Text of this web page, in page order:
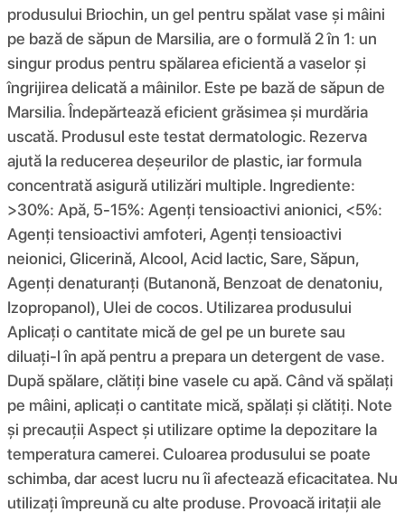
produsului Briochin, un gel pentru spălat vase și mâini
pe bază de săpun de Marsilia, are o formulă 2 în 1: un
singur produs pentru spălarea eficientă a vaselor și
îngrijirea delicată a mâinilor. Este pe bază de săpun de
Marsilia. Îndepărtează eficient grăsimea și murdăria
uscată. Produsul este testat dermatologic. Rezerva
ajută la reducerea deșeurilor de plastic, iar formula
concentrată asigură utilizări multiple. Ingrediente:
>30%: Apă, 5-15%: Agenți tensioactivi anionici, <5%:
Agenți tensioactivi amfoteri, Agenți tensioactivi
neionici, Glicerină, Alcool, Acid lactic, Sare, Săpun,
Agenți denaturanți (Butanonă, Benzoat de denatoniu,
Izopropanol), Ulei de cocos. Utilizarea produsului
Aplicați o cantitate mică de gel pe un burete sau
diluați-l în apă pentru a prepara un detergent de vase.
După spălare, clătiți bine vasele cu apă. Când vă spălați
pe mâini, aplicați o cantitate mică, spălați și clătiți. Note
și precauții Aspect și utilizare optime la depozitare la
temperatura camerei. Culoarea produsului se poate
schimba, dar acest lucru nu îi afectează eficacitatea. Nu
utilizați împreună cu alte produse. Provoacă iritații ale